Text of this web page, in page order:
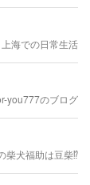
上海での日常生活
you777のブログ
柴犬福助は豆柴⁉️